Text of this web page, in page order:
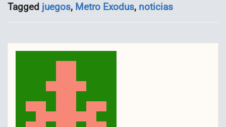
Tagged juegos, Metro Exodus, noticias